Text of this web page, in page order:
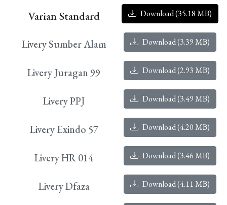
Varian Standard Download (35.18 MB)
Livery Sumber Alam Download (3.39 MB)
Livery Juragan 99 Download (2.93 MB)
Livery PPJ Download (3.49 MB)
Livery Exindo 57 Download (4.20 MB)
Livery HR 014 Download (3.46 MB)
Livery Dfaza Download (4.11 MB)